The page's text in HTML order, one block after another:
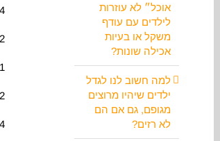
1/4
2 כפות רוטב סויה איכותי
1 כף שטוחה שום קצוץ דק
2 כפיות ג׳ינג׳ר קצוץ דק
3-4
אוכל״ לא עוזרות
לילדים עם עודף
משקל או בעיות
אכילה שונות?
למה חשוב לנו לגדל
ילדים שיהיו מרוצים
מגופם, גם אם הם
לא רזים?